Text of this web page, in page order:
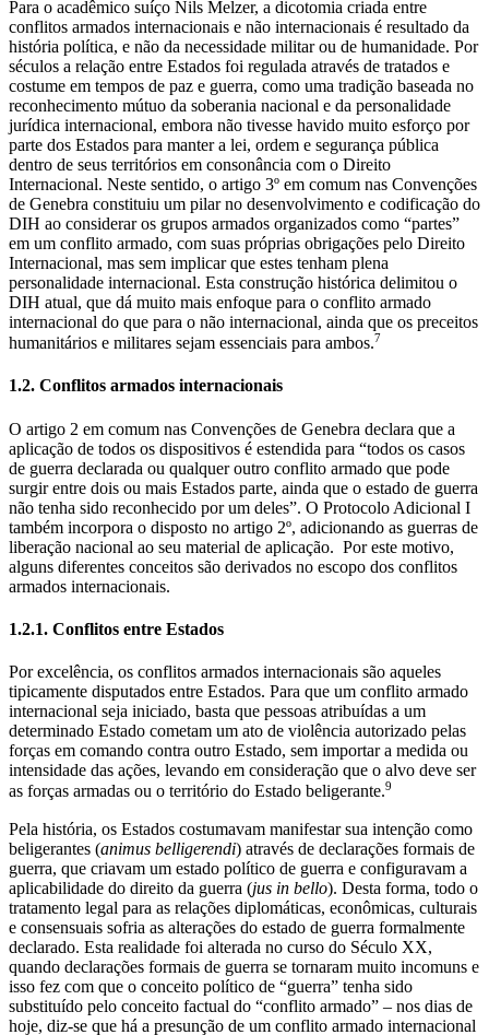
Para o acadêmico suíço Nils Melzer, a dicotomia criada entre
conflitos armados internacionais e não internacionais é resultado da
história política, e não da necessidade militar ou de humanidade. Por
séculos a relação entre Estados foi regulada através de tratados e
costume em tempos de paz e guerra, como uma tradição baseada no
reconhecimento mútuo da soberania nacional e da personalidade
jurídica internacional, embora não tivesse havido muito esforço por
parte dos Estados para manter a lei, ordem e segurança pública
dentro de seus territórios em consonância com o Direito
Internacional. Neste sentido, o artigo 3º em comum nas Convenções
de Genebra constituiu um pilar no desenvolvimento e codificação do
DIH ao considerar os grupos armados organizados como “partes”
em um conflito armado, com suas próprias obrigações pelo Direito
Internacional, mas sem implicar que estes tenham plena
personalidade internacional. Esta construção histórica delimitou o
DIH atual, que dá muito mais enfoque para o conflito armado
internacional do que para o não internacional, ainda que os preceitos
humanitários e militares sejam essenciais para ambos.7
1.2. Conflitos armados internacionais
O artigo 2 em comum nas Convenções de Genebra declara que a
aplicação de todos os dispositivos é estendida para “todos os casos
de guerra declarada ou qualquer outro conflito armado que pode
surgir entre dois ou mais Estados parte, ainda que o estado de guerra
não tenha sido reconhecido por um deles”. O Protocolo Adicional I
também incorpora o disposto no artigo 2º, adicionando as guerras de
liberação nacional ao seu material de aplicação. Por este motivo,
alguns diferentes conceitos são derivados no escopo dos conflitos
armados internacionais.
1.2.1. Conflitos entre Estados
Por excelência, os conflitos armados internacionais são aqueles
tipicamente disputados entre Estados. Para que um conflito armado
internacional seja iniciado, basta que pessoas atribuídas a um
determinado Estado cometam um ato de violência autorizado pelas
forças em comando contra outro Estado, sem importar a medida ou
intensidade das ações, levando em consideração que o alvo deve ser
as forças armadas ou o território do Estado beligerante.9
Pela história, os Estados costumavam manifestar sua intenção como
beligerantes (animus belligerendi) através de declarações formais de
guerra, que criavam um estado político de guerra e configuravam a
aplicabilidade do direito da guerra (jus in bello). Desta forma, todo o
tratamento legal para as relações diplomáticas, econômicas, culturais
e consensuais sofria as alterações do estado de guerra formalmente
declarado. Esta realidade foi alterada no curso do Século XX,
quando declarações formais de guerra se tornaram muito incomuns e
isso fez com que o conceito político de “guerra” tenha sido
substituído pelo conceito factual do “conflito armado” – nos dias de
hoje, diz-se que há a presunção de um conflito armado internacional